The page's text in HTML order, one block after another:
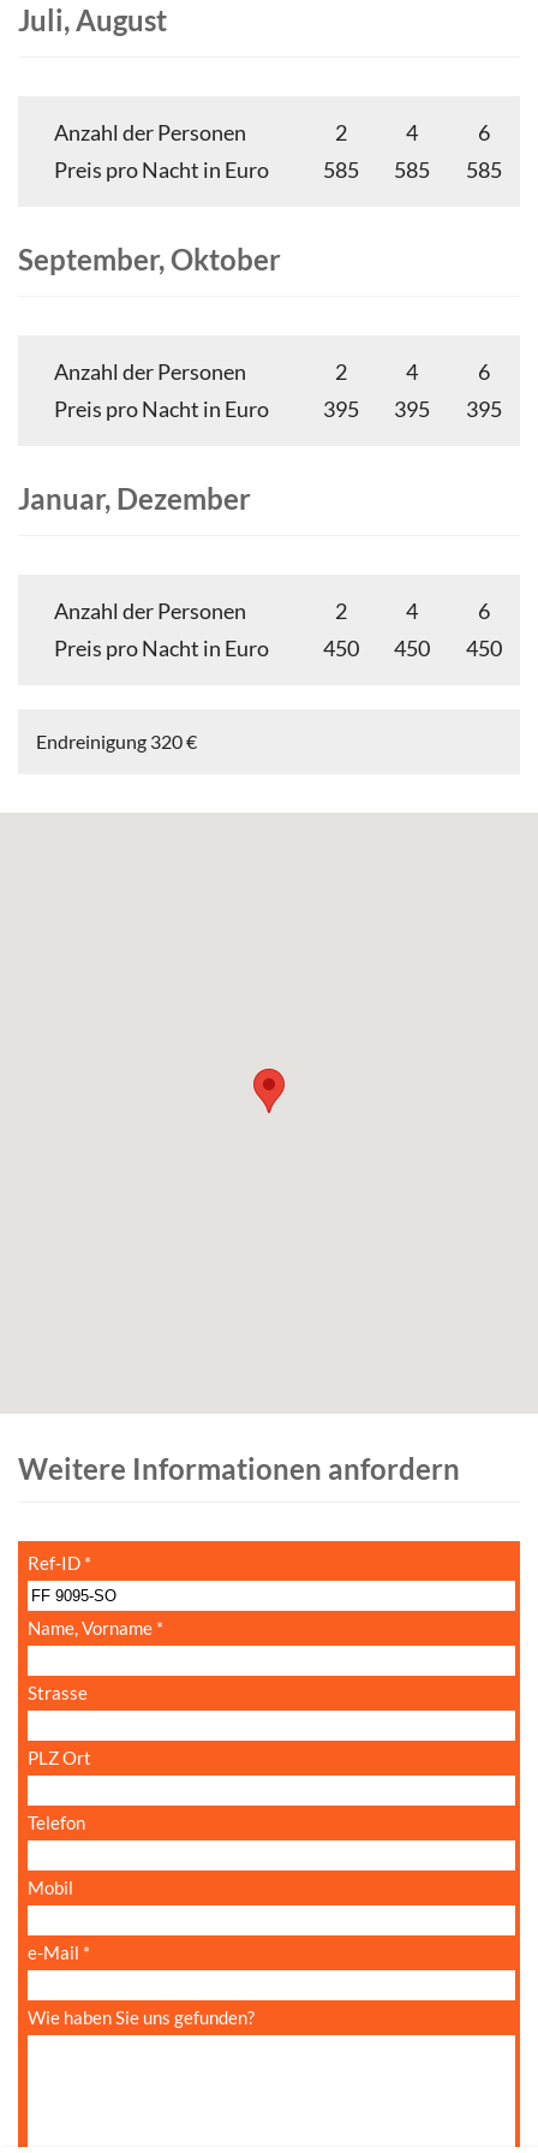
Juli, August
Anzahl der Personen
Preis pro Nacht in Euro
2
585
4
585
6
585
September,Oktober
Anzahl der Personen
Preis pro Nacht in Euro
2
395
4
395
6
395
Januar, Dezember
Anzahl der Personen
Preis pro Nacht in Euro
2
450
4
450
6
450
Endreinigung 320 €
Weitere Informationen anfordern
Ref-ID *
Name, Vorname *
Strasse
PLZ Ort
Telefon
Mobil
e-Mail *
Wie haben Sie uns gefunden?